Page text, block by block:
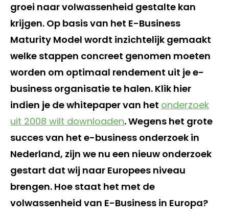
groei naar volwassenheid gestalte kan
krijgen. Op basis van het E-Business
Maturity Model wordt inzichtelijk gemaakt
welke stappen concreet genomen moeten
worden om optimaal rendement uit je e-
business organisatie te halen. Klik hier
indien je de whitepaper van het onderzoek
uit 2008 wilt downloaden. Wegens het grote
succes van het e-business onderzoek in
Nederland, zijn we nu een nieuw onderzoek
gestart dat wij naar Europees niveau
brengen. Hoe staat het met de
volwassenheid van E-Business in Europa?